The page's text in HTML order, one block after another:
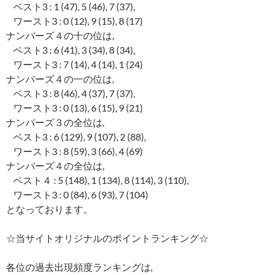
ベスト3 : 1 (47), 5 (46), 7 (37),
ワースト3 : 0 (12), 9 (15), 8 (17)
ナンバーズ４の十の位は,
ベスト3 : 6 (41), 3 (34), 8 (34),
ワースト3 : 7 (14), 4 (14), 1 (24)
ナンバーズ４の一の位は,
ベスト3 : 8 (46), 4 (37), 7 (37),
ワースト3 : 0 (13), 6 (15), 9 (21)
ナンバーズ３の全位は,
ベスト3 : 6 (129), 9 (107), 2 (88),
ワースト3 : 8 (59), 3 (66), 4 (69)
ナンバーズ４の全位は,
ベスト４ : 5 (148), 1 (134), 8 (114), 3 (110),
ワースト3 : 0 (84), 6 (93), 7 (104)
となっております。
☆当サイトオリジナルのポイントランキング☆
各位の過去出現頻度ランキングは,